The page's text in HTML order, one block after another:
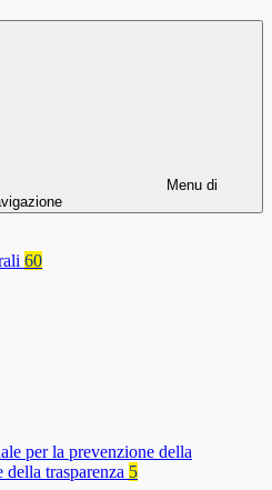
Menu di
60
per la prevenzione della
della trasparenza 5